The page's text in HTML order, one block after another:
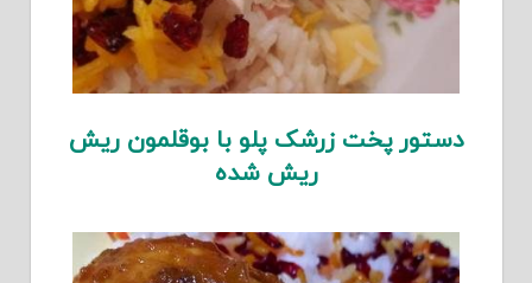
دستور پخت زرشک پلو با بوقلمون ریش
ریش شده